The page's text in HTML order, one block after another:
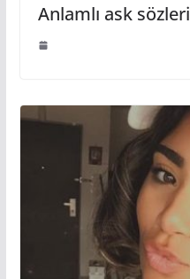
Anlamlı ask sözleri